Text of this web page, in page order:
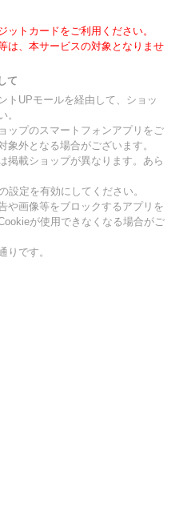
ットカードをご利用ください。
は、本サービスの対象となりませ
て
トUPモールを経由して、ショッ
。
ップのスマートフォンアプリをご
外となる場合がございます。
掲載ショップが異なります。あら
設定を有効にしてください。
や画像等をブロックするアプリを
が使用できなくなる場合がご
りです。